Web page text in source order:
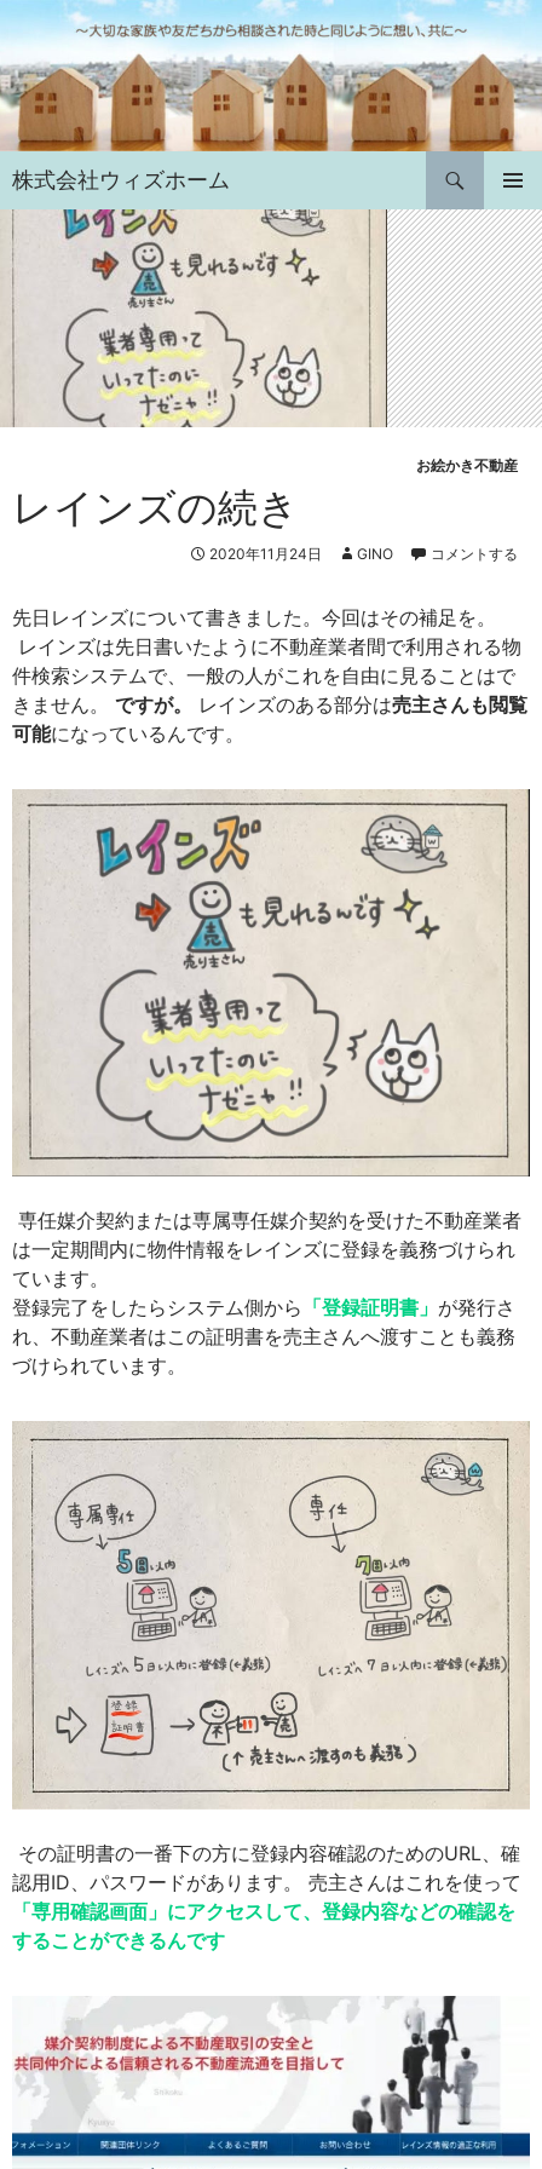
ン
テ
ン
ツ
へ
ス
キ
ッ
プ
株式会社ウィズホーム
検
索
メインメ
ニュー
お絵かき不動産
レインズの続き
2020年11月24日 GINO コメントする
先日レインズについて書きました。今回はその補足を。
レインズは先日書いたように不動産業者間で利用される物
件検索システムで、一般の人がこれを自由に見ることはで
きません。 ですが。 レインズのある部分は売主さんも閲覧
可能になっているんです。
専任媒介契約または専属専任媒介契約を受けた不動産業者
は一定期間内に物件情報をレインズに登録を義務づけられ
ています。
登録完了をしたらシステム側から 「登録証明書」 が発行さ
れ、不動産業者はこの証明書を売主さんへ渡すことも義務
づけられています。
その証明書の一番下の方に登録内容確認のためのURL、確
認用ID、パスワードがあります。 売主さんはこれを使って
「専用確認画面」にアクセスして、登録内容などの確認を
することができるんです